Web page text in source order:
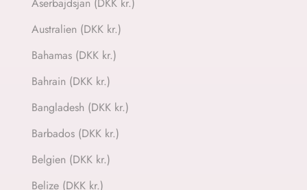
Australien (DKK kr.)
Bahamas (DKK kr.)
Bahrain (DKK kr.)
Bangladesh (DKK kr.)
Barbados (DKK kr.)
Belgien (DKK kr.)
Belize (DKK kr.)